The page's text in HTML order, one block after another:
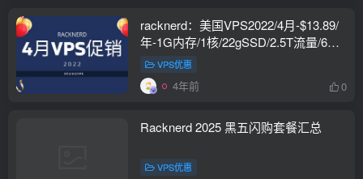
racknerd：美国VPS2022/4月-$13.89/
年-1G内存/1核/22gSSD/2.5T流量/6个
可选机房,
VPS优惠
4年前 0
Racknerd 2025 黑五闪购套餐汇总
VPS优惠